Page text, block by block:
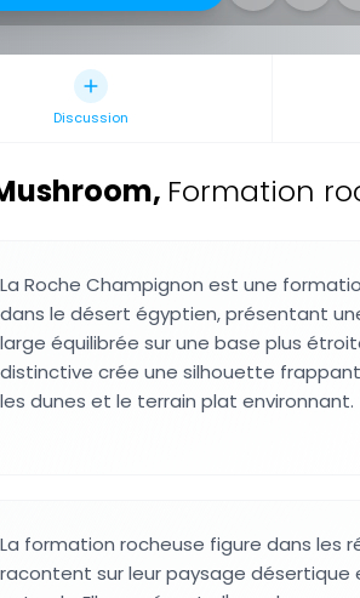
Discussion
, Formation
La Roche Champignon est une
dans le désert égyptien, présentant
large équilibrée sur une base plus
distinctive crée une silhouette
les dunes et le terrain plat environnant.
La formation rocheuse figure dans les
racontent sur leur paysage désertique